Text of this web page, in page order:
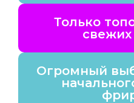
Только
свежих
Огромный